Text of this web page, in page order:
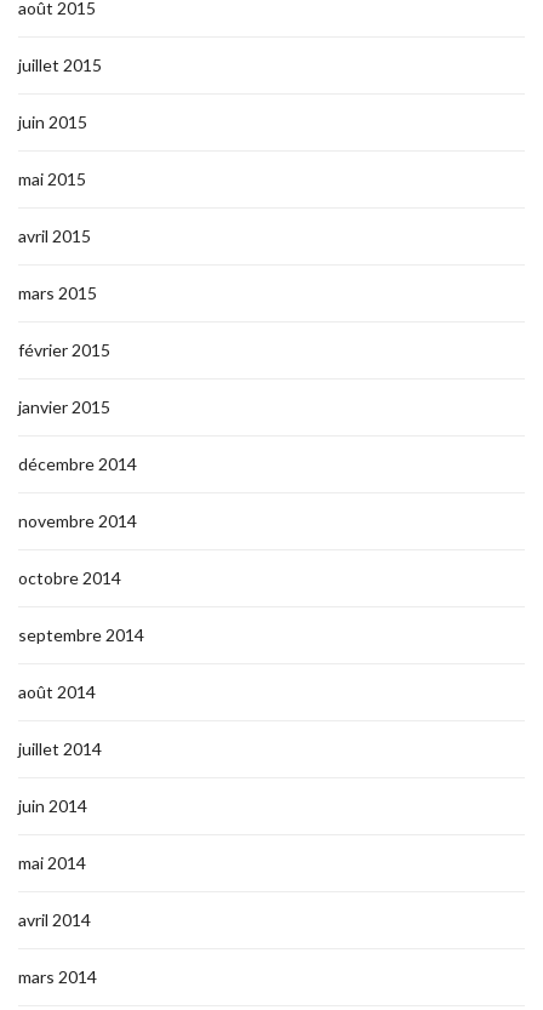
août 2015
juillet 2015
juin 2015
mai 2015
avril 2015
mars 2015
février 2015
janvier 2015
décembre 2014
novembre 2014
octobre 2014
septembre 2014
août 2014
juillet 2014
juin 2014
mai 2014
avril 2014
mars 2014